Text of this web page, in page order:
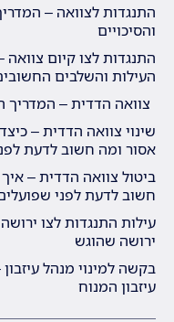
התנגדות לצוואה –
והסיכויים
התנגדות לצו קיום
העילות והשלבים
צוואה הדדית –
שינוי צוואה הדדית –
אסור ומה חשוב לדעת
ביטול צוואה הדדית –
חשוב לדעת לפני
עילות התנגדות לצו
ירושה שהוגש
בקשה למינוי מנהל
עיזבון המנוח